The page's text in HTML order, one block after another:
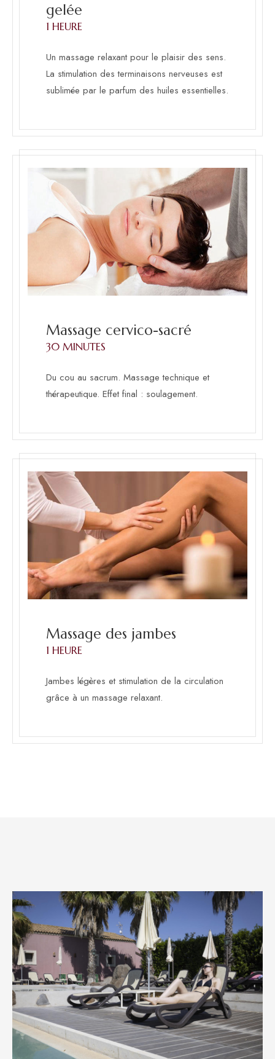
gelée
1 HEURE
Un massage relaxant pour le plaisir des sens.
La stimulation des terminaisons nerveuses est
sublimée par le parfum des huiles essentielles.
Massage cervico-sacré
30 MINUTES
Du cou au sacrum. Massage technique et
thérapeutique. Effet final : soulagement.
Massage des jambes
1 HEURE
Jambes légères et stimulation de la circulation
grâce à un massage relaxant.